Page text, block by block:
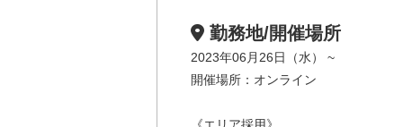
勤務地/開催場所
2023年06月26日（水） ~
開催場所：オンライン
《エリア採用》